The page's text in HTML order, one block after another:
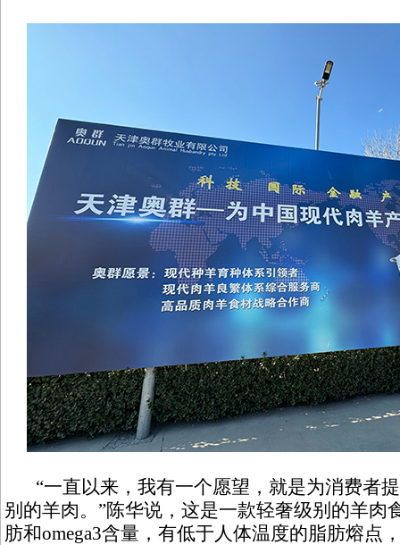
“一直以来，我有一个愿望，就是为消费者提
别的羊肉。”陈华说，这是一款轻奢级别的羊肉
肪和omega3含量，有低于人体温度的脂肪熔点